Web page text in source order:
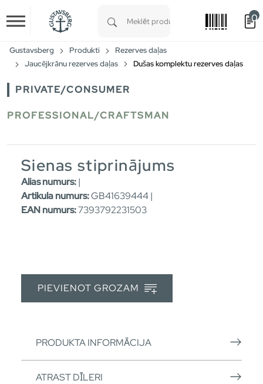
Skip to main content
0
Gustavsberg Produkti
Rezerves daļas
Jaucējkrānu rezerves daļas
Dušas komplektu rezerves daļas
PRIVATE/CONSUMER
PROFESSIONAL/CRAFTSMAN
Sienas stiprinājums
Alias numurs:|
Artikula numurs:GB41639444 |
EAN numurs:7393792231503
PIEVIENOT GROZAM
PRODUKTA INFORMĀCIJA
ATRAST DĪLERI